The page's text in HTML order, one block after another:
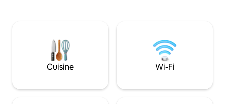
mon ancienne maison familiale et
l'histoire du Monténégro, et de les aider
à planifier et à organiser leurs visites
dans notre magnifique pays.
connexion Wi-Fi,
Android, d'une
climatiseur, d'une
unique, d'un
Cuisine Wi-Fi